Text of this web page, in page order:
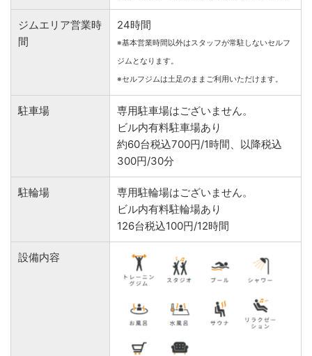
ジムエリア営業時
間
24時間
※基本営業時間以外はスタッフが常駐しないセルフ
ジムとなります。
※セルフジムは土足のままご利用いただけます。
駐車場
専用駐車場はございません。
ビル内有料駐車場あり
約60台税込700円/1時間、以降税込
300円/30分
駐輪場
専用駐輪場はございません。
ビル内有料駐輪場あり
126台税込100円/12時間
設備内容